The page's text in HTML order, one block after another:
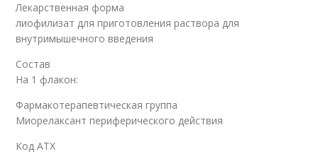
Лекарственная форма
лиофилизат для приготовления раствора для
внутримышечного введения
Состав
На 1 флакон:
Фармакотерапевтическая группа
Миорелаксант периферического действия
Код АТХ